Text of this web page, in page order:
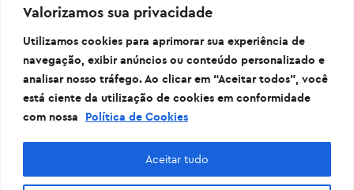
Valorizamos sua privacidade
Utilizamos cookies para aprimorar sua experiência de
navegação, exibir anúncios ou conteúdo personalizado e
analisar nosso tráfego. Ao clicar em “Aceitar todos”, você
está ciente da utilização de cookies em conformidade
com nossa
Política de Cookies
Aceitar tudo